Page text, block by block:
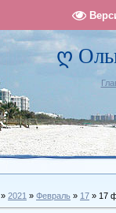
ღ
» 2021 » Февраль » 17 » 17